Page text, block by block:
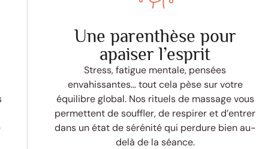
Une parenthèse pour
apaiser l’esprit
Stress, fatigue mentale, pensées
envahissantes… tout cela pèse sur votre
équilibre global. Nos rituels de massage vous
permettent de souffler, de respirer et d’entrer
dans un état de sérénité qui perdure bien au-
delà de la séance.